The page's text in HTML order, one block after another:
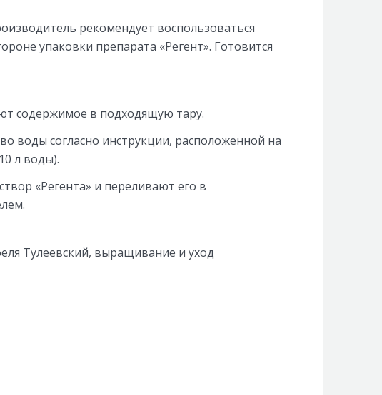
рекомендует воспользоваться
упаковки препарата «Регент». Готовится
содержимое в подходящую тару.
воды согласно инструкции, расположенной на
л воды).
«Регента» и переливают его в
Тулеевский, выращивание и уход